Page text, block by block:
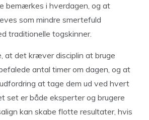
bemærkes i hverdagen, og at
som mindre smertefuld
traditionelle togskinner.
at det kræver disciplin at bruge
antal timer om dagen, og at
at tage dem ud ved hvert
set er både eksperter og brugere
kan skabe flotte resultater, hvis